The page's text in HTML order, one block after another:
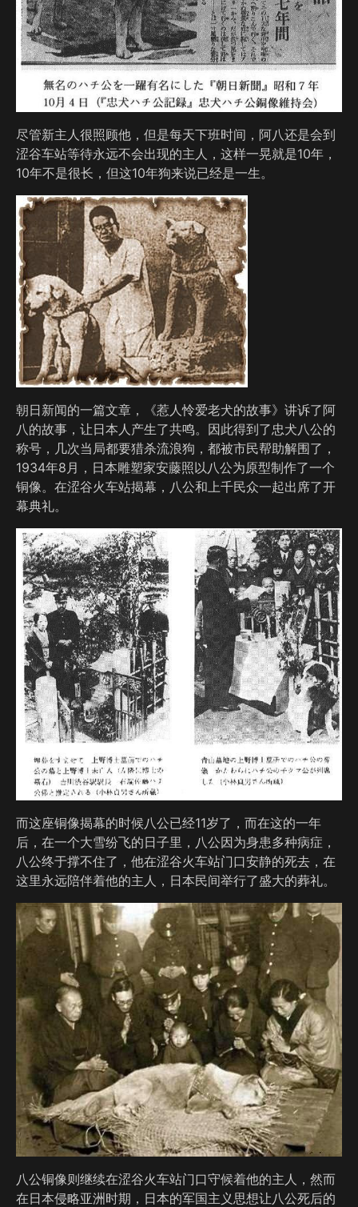
尽管新主人很照顾他，但是每天下班时间，阿八还是会到
涩谷车站等待永远不会出现的主人，这样一晃就是10年，
10年不是很长，但这10年狗来说已经是一生。
朝日新闻的一篇文章，《惹人怜爱老犬的故事》讲诉了阿
八的故事，让日本人产生了共鸣。因此得到了忠犬八公的
称号，几次当局都要猎杀流浪狗，都被市民帮助解围了，
1934年8月，日本雕塑家安藤照以八公为原型制作了一个
铜像。在涩谷火车站揭幕，八公和上千民众一起出席了开
幕典礼。
而这座铜像揭幕的时候八公已经11岁了，而在这的一年
后，在一个大雪纷飞的日子里，八公因为身患多种病症，
八公终于撑不住了，他在涩谷火车站门口安静的死去，在
这里永远陪伴着他的主人，日本民间举行了盛大的葬礼。
八公铜像则继续在涩谷火车站门口守候着他的主人，然而
在日本侵略亚洲时期，日本的军国主义思想让八公死后的